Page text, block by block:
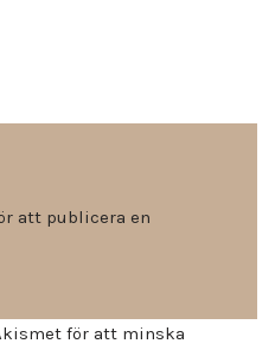
att publicera en
för att minska